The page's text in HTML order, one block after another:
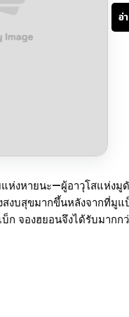
อ่
แห่งหายนะ—ผู้อาวุโสแห่ง
งบสุขมากขึ้นหลังจากที่มูแ
ก จองฮยอนจึงได้รับมากก